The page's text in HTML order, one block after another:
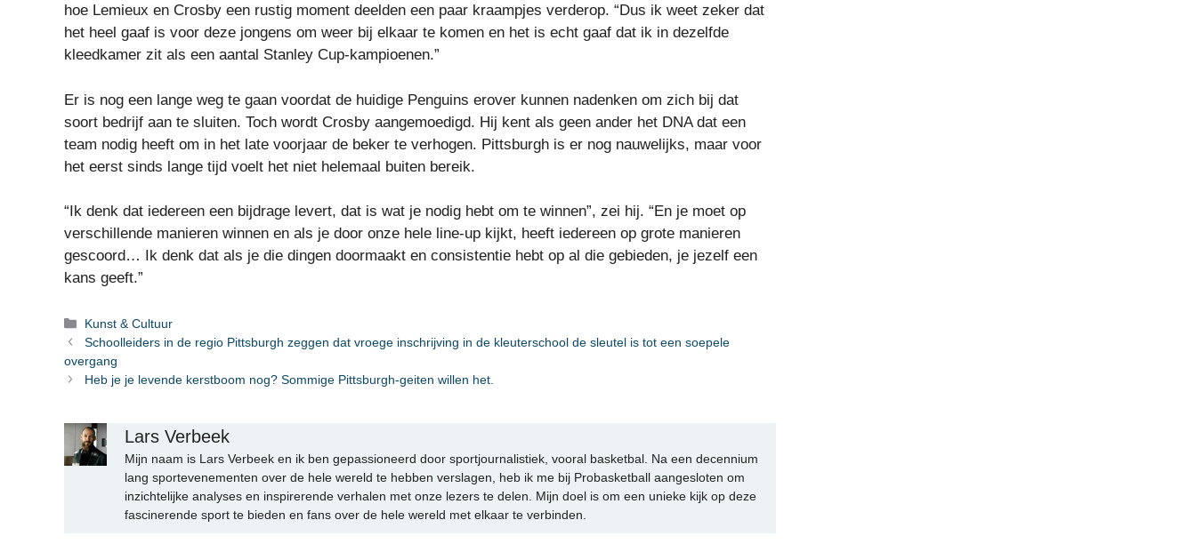
hoe Lemieux en Crosby een rustig moment deelden een paar kraampjes verderop. “Dus ik weet zeker dat
het heel gaaf is voor deze jongens om weer bij elkaar te komen en het is echt gaaf dat ik in dezelfde
kleedkamer zit als een aantal Stanley Cup-kampioenen.”
Er is nog een lange weg te gaan voordat de huidige Penguins erover kunnen nadenken om zich bij dat
soort bedrijf aan te sluiten. Toch wordt Crosby aangemoedigd. Hij kent als geen ander het DNA dat een
team nodig heeft om in het late voorjaar de beker te verhogen. Pittsburgh is er nog nauwelijks, maar voor
het eerst sinds lange tijd voelt het niet helemaal buiten bereik.
“Ik denk dat iedereen een bijdrage levert, dat is wat je nodig hebt om te winnen”, zei hij. “En je moet op
verschillende manieren winnen en als je door onze hele line-up kijkt, heeft iedereen op grote manieren
gescoord… Ik denk dat als je die dingen doormaakt en consistentie hebt op al die gebieden, je jezelf een
kans geeft.”
Categorieën
Kunst & Cultuur
Schoolleiders in de regio Pittsburgh zeggen dat vroege inschrijving in de kleuterschool de sleutel is tot een soepele
overgang
Heb je je levende kerstboom nog? Sommige Pittsburgh-geiten willen het.
Lars Verbeek
Mijn naam is Lars Verbeek en ik ben gepassioneerd door sportjournalistiek, vooral basketbal. Na een decennium
lang sportevenementen over de hele wereld te hebben verslagen, heb ik me bij Probasketball aangesloten om
inzichtelijke analyses en inspirerende verhalen met onze lezers te delen. Mijn doel is om een unieke kijk op deze
fascinerende sport te bieden en fans over de hele wereld met elkaar te verbinden.